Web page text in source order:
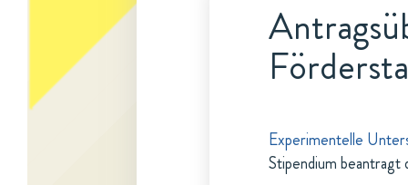
Experimentelle
Stipendium beantragt